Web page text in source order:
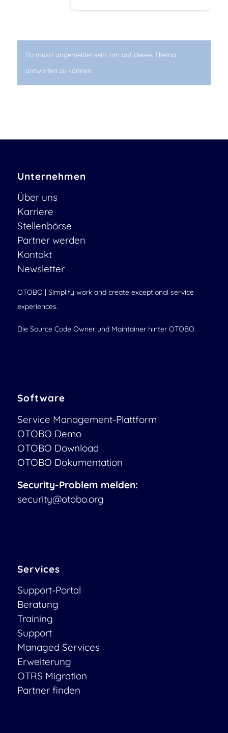
Du musst angemeldet sein, um auf dieses Thema
antworten zu können.
Unternehmen
Über uns
Karriere
Stellenbörse
Partner werden
Kontakt
Newsletter
OTOBO | Simplify work and create exceptional service
experiences.
Die Source Code Owner und Maintainer hinter OTOBO.
Software
Service Management-Plattform
OTOBO Demo
OTOBO Download
OTOBO Dokumentation
Security-Problem melden:
security@otobo.org
Services
Support-Portal
Beratung
Training
Support
Managed Services
Erweiterung
OTRS Migration
Partner finden